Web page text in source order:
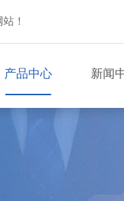
！
产品中心 新闻